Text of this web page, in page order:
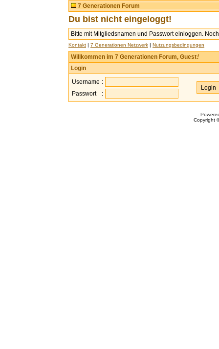
7 Generationen Forum
Du bist nicht eingeloggt!
Bitte mit Mitgliedsnamen und Passwort einloggen.
Kontakt | 7 Generationen Netzwerk | Nutzungsbedingungen
Willkommen im 7 Generationen Forum, Guest!
Login
Username :
Passwort
:
Copyright